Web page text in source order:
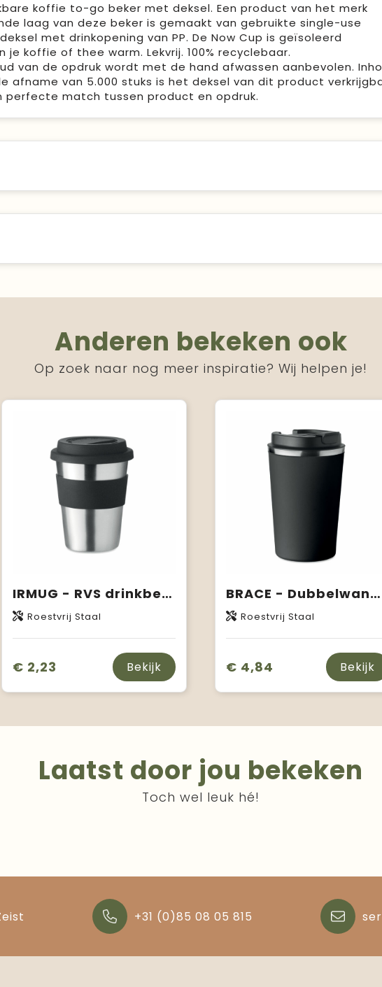
koffie to-go beker met deksel. Een product van het merk
laag van deze beker is gemaakt van gebruikte single-use
met drinkopening van PP. De Now Cup is geïsoleerd
koffie of thee warm. Lekvrij. 100% recyclebaar.
van de opdruk wordt met de hand afwassen aanbevolen.
afname van 5.000 stuks is het deksel van dit product
perfecte match tussen product en opdruk.
Anderen bekeken ook
Op zoek naar nog meer inspiratie? Wij helpen je!
IRMUG - RVS drinkbeker 350 ml
Roestvrij Staal
€ 2,23 Bekijk
BRACE - Dubbelwandige drinkbeker
Roestvrij Staal
€ 4,84 Bekijk
Laatst door jou bekeken
Toch wel leuk hé!
+31 (0)85 08 05 815